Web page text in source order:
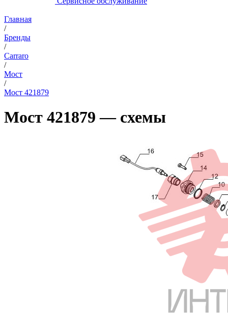
Главная
/
Бренды
/
Carraro
/
Мост
/
Мост 421879
Мост 421879 — схемы